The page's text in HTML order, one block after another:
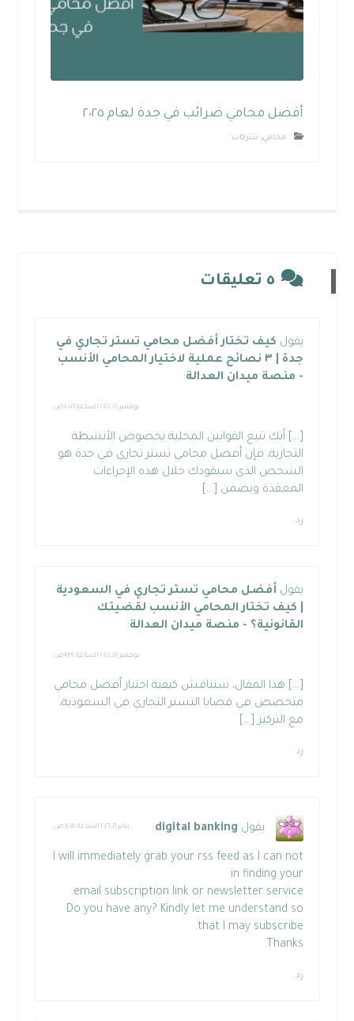
أفضل محامي ضرائب في جدة لعام ٢٠٢٥
محامي, شركات
٥ تعليقات
يقول كيف تختار أفضل محامي تستر تجاري في
جدة | ٣ نصائح عملية لاختيار المحامي الأنسب
- منصة ميدان العدالة:
نوفمبر ٢٤, ٢٠٢٥ الساعة ١٠:٥٦ ص
[…] أنك تتبع القوانين المحلية بخصوص الأنشطة
التجارية، فإن أفضل محامي تستر تجاري في جدة هو
الشخص الذي سيقودك خلال هذه الإجراءات
المعقدة ويضمن […]
رد
يقول أفضل محامي تستر تجاري في السعودية
| كيف تختار المحامي الأنسب لقضيتك
القانونية؟ - منصة ميدان العدالة:
نوفمبر ٢٤, ٢٠٢٥ الساعة ١١:٣٢ ص
[…] هذا المقال، سنناقش كيفية اختيار أفضل محامي
متخصص في قضايا التستر التجاري في السعودية،
مع التركيز […]
رد
يقول digital banking
: يناير ٢١, ٢٠٢٦ الساعة ٨:١٨ ص
I will immediately grab your rss feed as I can not
in finding your
email subscription link or newsletter service.
Do you have any? Kindly let me understand so
that I may subscribe.
Thanks.
رد